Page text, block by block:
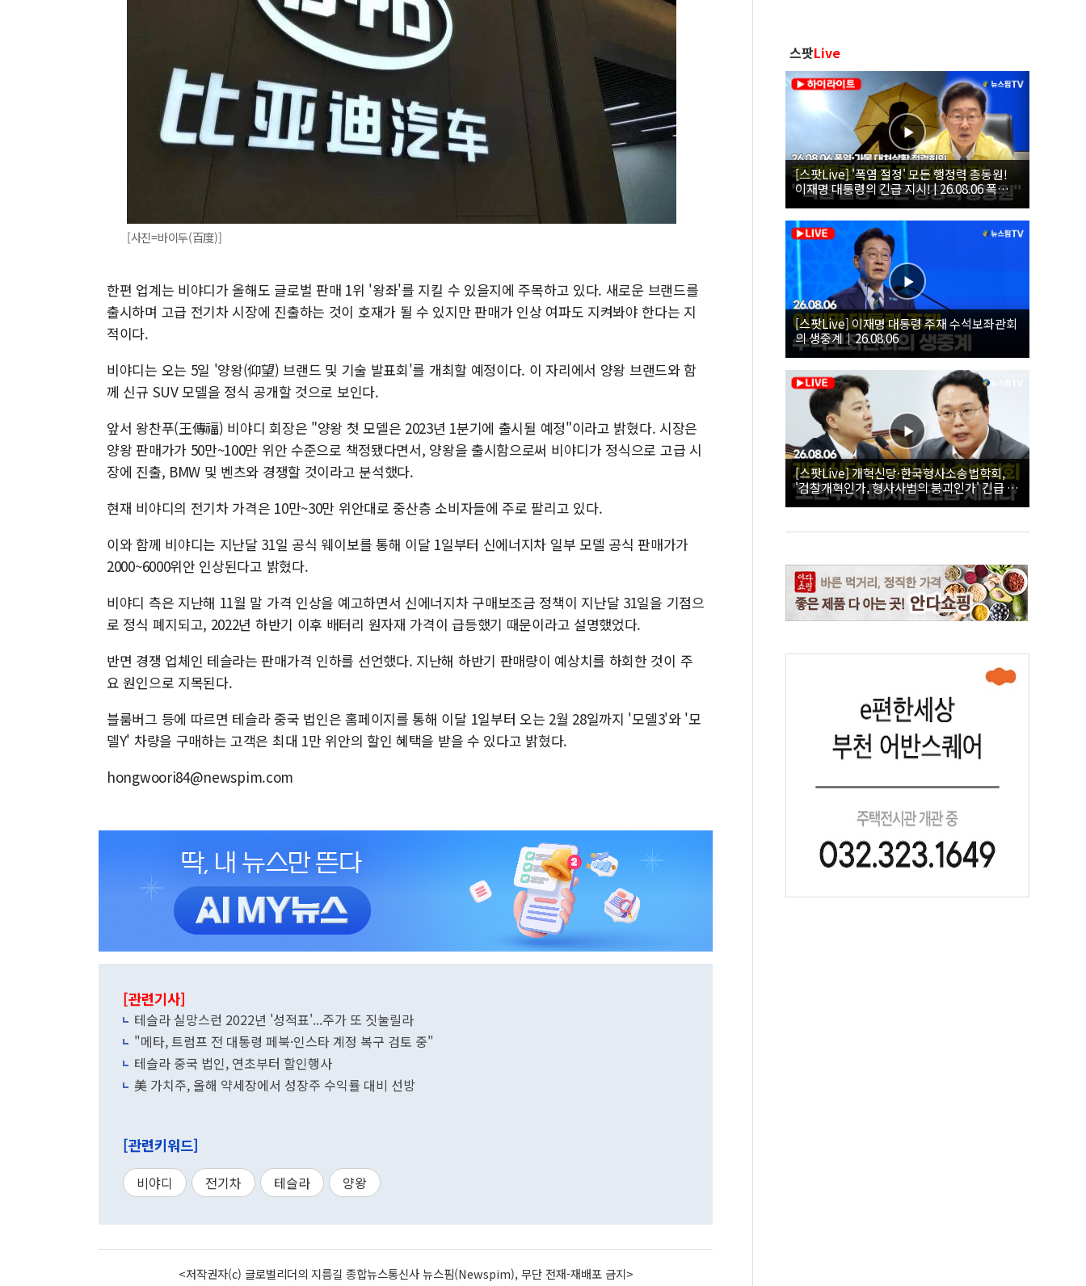
[사진=바이두(百度)]
한편 업계는 비야디가 올해도 글로벌 판매 1위 '왕좌'를 지킬 수 있을지에 주목하고 있다. 새로운 브랜드를
출시하며 고급 전기차 시장에 진출하는 것이 호재가 될 수 있지만 판매가 인상 여파도 지켜봐야 한다는 지
적이다.
비야디는 오는 5일 '양왕(仰望) 브랜드 및 기술 발표회'를 개최할 예정이다. 이 자리에서 양왕 브랜드와 함
께 신규 SUV 모델을 정식 공개할 것으로 보인다.
앞서 왕찬푸(王傳福) 비야디 회장은 "양왕 첫 모델은 2023년 1분기에 출시될 예정"이라고 밝혔다. 시장은
양왕 판매가가 50만~100만 위안 수준으로 책정됐다면서, 양왕을 출시함으로써 비야디가 정식으로 고급 시
장에 진출, BMW 및 벤츠와 경쟁할 것이라고 분석했다.
현재 비야디의 전기차 가격은 10만~30만 위안대로 중산층 소비자들에 주로 팔리고 있다.
이와 함께 비야디는 지난달 31일 공식 웨이보를 통해 이달 1일부터 신에너지차 일부 모델 공식 판매가가
2000~6000위안 인상된다고 밝혔다.
비야디 측은 지난해 11월 말 가격 인상을 예고하면서 신에너지차 구매보조금 정책이 지난달 31일을 기점으
로 정식 폐지되고, 2022년 하반기 이후 배터리 원자재 가격이 급등했기 때문이라고 설명했었다.
반면 경쟁 업체인 테슬라는 판매가격 인하를 선언했다. 지난해 하반기 판매량이 예상치를 하회한 것이 주
요 원인으로 지목된다.
블룸버그 등에 따르면 테슬라 중국 법인은 홈페이지를 통해 이달 1일부터 오는 2월 28일까지 '모델3'와 '모
델Y' 차량을 구매하는 고객은 최대 1만 위안의 할인 혜택을 받을 수 있다고 밝혔다.
hongwoori84@newspim.com
[관련기사]
테슬라 실망스런 2022년 '성적표'...주가 또 짓눌릴라
"메타, 트럼프 전 대통령 페북·인스타 계정 복구 검토 중"
테슬라 중국 법인, 연초부터 할인행사
美 가치주, 올해 약세장에서 성장주 수익률 대비 선방
[관련키워드]
비야디 전기차 테슬라 양왕
<저작권자(c) 글로벌리더의 지름길 종합뉴스통신사 뉴스핌(Newspim), 무단 전재-재배포 금지>
스팟Live
[스팟Live] '폭염 절정' 모든 행정력 총동원!
이재명 대통령의 긴급 지시! | 26.08.06 폭염•
가뭄 대처상황 점검회의
[스팟Live] 이재명 대통령 주재 수석보좌관회
의 생중계｜26.08.06
[스팟Live] 개혁신당·한국형사소송법학회,
'검찰개혁인가, 형사사법의 붕괴인가' 긴급 세
미나｜26.08.06